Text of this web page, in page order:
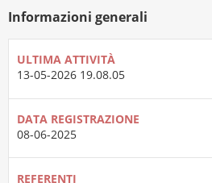
Informazioni generali
ULTIMA ATTIVITÀ
13-05-2026 19.08.05
DATA REGISTRAZIONE
08-06-2025
REFERENTI